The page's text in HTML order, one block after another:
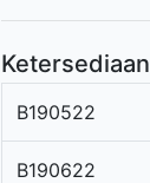
Ketersediaan
B190522
B190622